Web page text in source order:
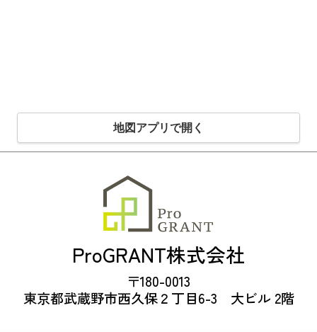
地図アプリで開く
ProGRANT株式会社
〒180-0013
東京都武蔵野市西久保２丁目6-3 大ビル 2階